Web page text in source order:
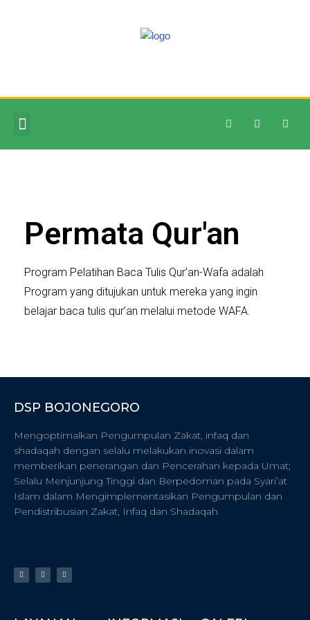
Permata Qur'an
Program Pelatihan Baca Tulis Qur’an-Wafa adalah
Program yang ditujukan untuk mereka yang ingin
belajar baca tulis qur’an melalui metode WAFA.
DSP BOJONEGORO
Mengoptimalkan Pengumpulan Zakat, infaq dan
shadaqah dengan selalu melakukan inovasi dalam
memberikan penerangan dan Pencerahan kepada Umat;
Selalu Menjunjung Tinggi dan Berpedoman pada Syari’at
Islam dalam Mengimplementasikan Pengumpulan dan
Pendistribusian Zakat, Infaq dan Shadaqah